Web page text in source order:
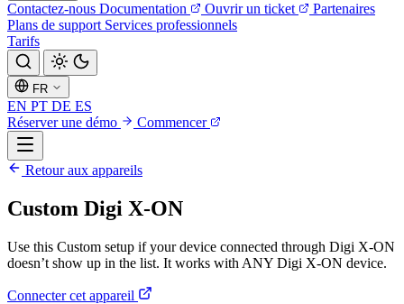
Contactez-nous Documentation Ouvrir un ticket
Partenaires
Plans de support Services professionnels
Tarifs
FR
EN PT DE ES
Réserver une démo
Commencer
Retour aux appareils
Custom Digi X-ON
Use this Custom setup if your device connected through Digi X-ON
doesn’t show up in the list. It works with ANY Digi X-ON device.
Connecter cet appareil